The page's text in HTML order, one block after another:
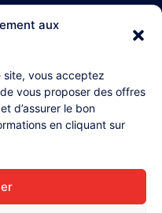
aux
site, vous acceptez
vous proposer des offres
d’assurer le bon
en cliquant sur
71 38
Lollier